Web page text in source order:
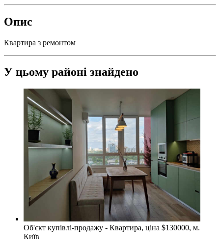
Опис
Квартира з ремонтом
У цьому районі знайдено
Об'єкт купівлі-продажу - Квартира, ціна $130000, м.
Київ